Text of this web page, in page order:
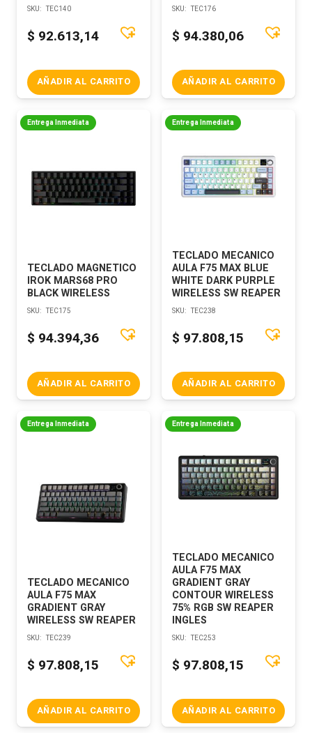
SKU: TEC140
$ 92.613,14
AÑADIR AL CARRITO
SKU: TEC176
$ 94.380,06
AÑADIR AL CARRITO
Entrega Inmediata
TECLADO MAGNETICO
IROK MARS68 PRO
BLACK WIRELESS
SKU: TEC175
$ 94.394,36
AÑADIR AL CARRITO
Entrega Inmediata
TECLADO MECANICO
AULA F75 MAX BLUE
WHITE DARK PURPLE
WIRELESS SW REAPER
SKU: TEC238
$ 97.808,15
AÑADIR AL CARRITO
Entrega Inmediata
TECLADO MECANICO
AULA F75 MAX
GRADIENT GRAY
WIRELESS SW REAPER
SKU: TEC239
$ 97.808,15
AÑADIR AL CARRITO
Entrega Inmediata
TECLADO MECANICO
AULA F75 MAX
GRADIENT GRAY
CONTOUR WIRELESS
75% RGB SW REAPER
INGLES
SKU: TEC253
$ 97.808,15
AÑADIR AL CARRITO